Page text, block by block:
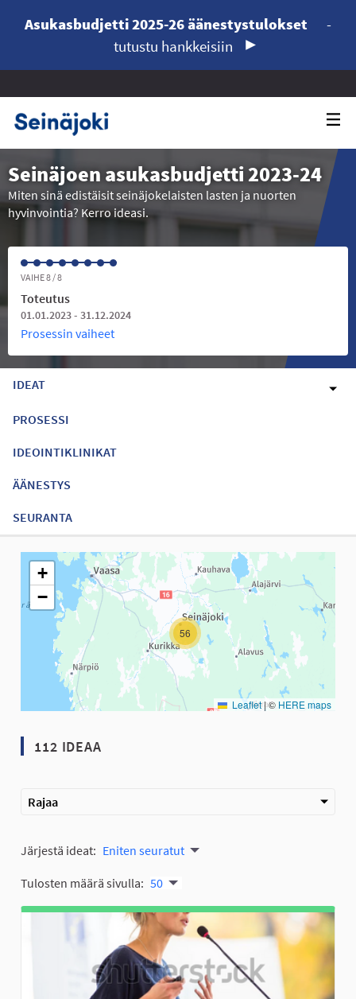
Asukasbudjetti 2025-26 äänestystulokset
-
tutustu hankkeisiin
Seinäjoen asukasbudjetti 2023-24
Miten sinä edistäisit seinäjokelaisten lasten ja nuorten
hyvinvointia? Kerro ideasi.
VAIHE 8 / 8
Toteutus
01.01.2023 - 31.12.2024
Prosessin vaiheet
IDEAT
PROSESSI
IDEOINTIKLINIKAT
ÄÄNESTYS
SEURANTA
Seuraavassa elementissä on kartta, joka esittää tämän
56
+
−
Leaflet |© HERE maps
112 IDEAA
Rajaa
Järjestä ideat: Eniten seuratut
Tulosten määrä sivulla: 50